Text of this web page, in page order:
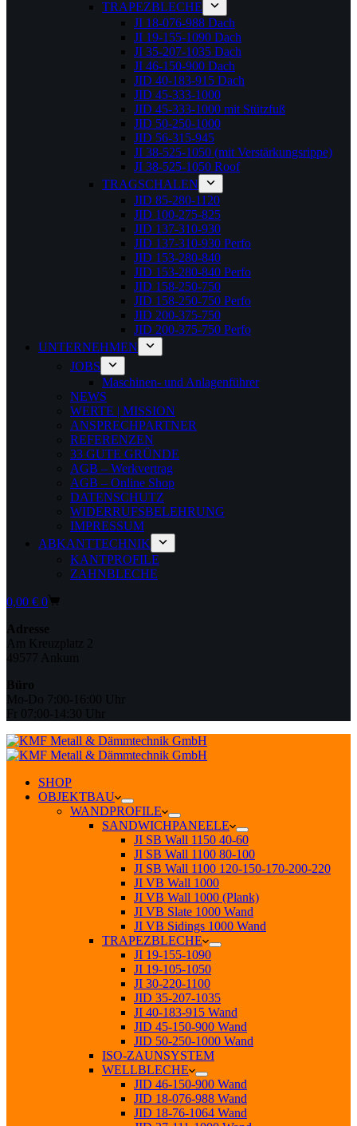
TRAPEZBLECHE
JI 18-076-988 Dach
JI 19-155-1090 Dach
JI 35-207-1035 Dach
JI 46-150-900 Dach
JID 40-183-915 Dach
JID 45-333-1000
JID 45-333-1000 mit Stützfuß
JID 50-250-1000
JID 56-315-945
JI 38-525-1050 (mit Verstärkungsrippe)
JI 38-525-1050 Roof
TRAGSCHALEN
JID 85-280-1120
JID 100-275-825
JID 137-310-930
JID 137-310-930 Perfo
JID 153-280-840
JID 153-280-840 Perfo
JID 158-250-750
JID 158-250-750 Perfo
JID 200-375-750
JID 200-375-750 Perfo
UNTERNEHMEN
JOBS
Maschinen- und Anlagenführer
NEWS
WERTE | MISSION
ANSPRECHPARTNER
REFERENZEN
33 GUTE GRÜNDE
AGB – Werkvertrag
AGB – Online Shop
DATENSCHUTZ
WIDERRUFSBELEHRUNG
IMPRESSUM
ABKANTTECHNIK
KANTPROFILE
ZAHNBLECHE
Warenkorb
0,00 € 0
Adresse
Am Kreuzplatz 2
49577 Ankum
Büro
Mo-Do 7:00-16:00 Uhr
Fr 07:00-14:30 Uhr
SHOP
OBJEKTBAU
WANDPROFILE
SANDWICHPANEELE
JI SB Wall 1150 40-60
JI SB Wall 1100 80-100
JI SB Wall 1100 120-150-170-200-220
JI VB Wall 1000
JI VB Wall 1000 (Plank)
JI VB Slate 1000 Wand
JI VB Sidings 1000 Wand
TRAPEZBLECHE
JI 19-155-1090
JI 19-105-1050
JI 30-220-1100
JID 35-207-1035
JI 40-183-915 Wand
JID 45-150-900 Wand
JID 50-250-1000 Wand
ISO-ZAUNSYSTEM
WELLBLECHE
JID 46-150-900 Wand
JID 18-076-988 Wand
JID 18-76-1064 Wand